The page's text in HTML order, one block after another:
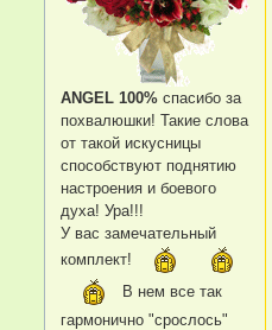
ANGEL 100% спасибо за
похвалюшки! Такие слова
от такой искусницы
способствуют поднятию
настроения и боевого
духа! Ура!!!
У вас замечательный
комплект!
В нем все так
гармонично "срослось"